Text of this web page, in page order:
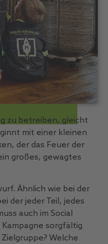
zu betreiben, gleicht
mit einer kleinen
der das Feuer der
großes, gewagtes
Ähnlich wie bei der
der jeder Teil, jedes
auch im Social
sorgfältig
Welche